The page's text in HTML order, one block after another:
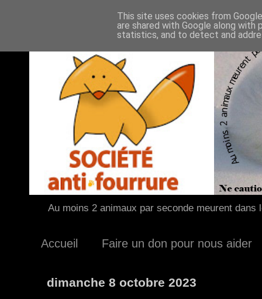
Au moins 2 animaux par seconde meurent
Accueil Faire un don pour nous aider
dimanche 8 octobre 2023
This site uses cookies from
are shared with Google along
statistics, and to detect and